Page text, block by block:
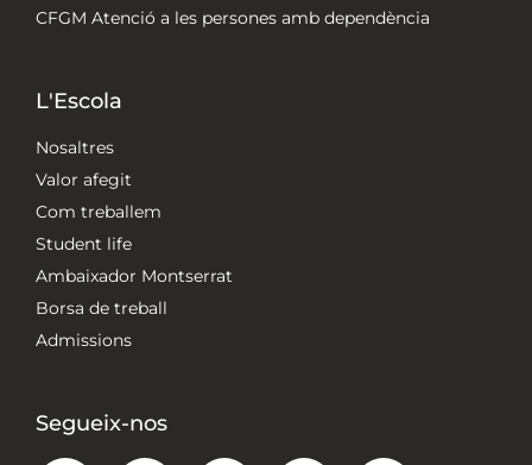
CFGM Atenció a les persones amb dependència
L'Escola
Nosaltres
Valor afegit
Com treballem
Student life
Ambaixador Montserrat
Borsa de treball
Admissions
Segueix-nos